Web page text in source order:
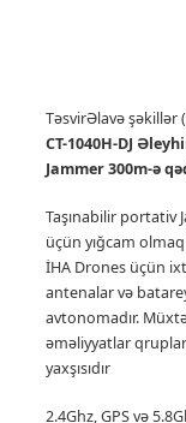
TəsvirƏlavə şəkillər
CT-1040H-DJ
Jammer 300m-ə
Taşınabilir portativ
üçün yığcam
İHA Drones üçün
antenalar və
avtonomadır.
əməliyyatlar
yaxşısıdır
2.4Ghz, GPS və